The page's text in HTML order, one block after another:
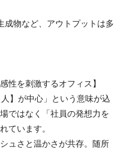
成物など、アウトプットは多
性を刺激するオフィス】
】が中心」という意味が込
ではなく「社員の発想力を
ています。
ュさと温かさが共存。随所